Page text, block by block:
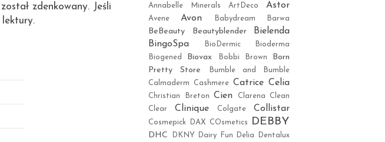
zdenkowany. Jeśli
Annabelle Minerals
ArtDeco Astor
Avene Avon Babydream Barwa
BeBeauty Beautyblender
Bielenda
BingoSpa
BioDermic
Bioderma
Biogened
Biovax Bobbi Brown
Born
Pretty Store
Bumble and Bumble
Calmaderm
Cashmere Catrice Celia
Christian Breton Cien Clarena
Clean
Clear
Clinique Colgate Collistar
Cosmepick DAX COsmetics DEBBY
DHC DKNY Dairy Fun Delia
Dentalux